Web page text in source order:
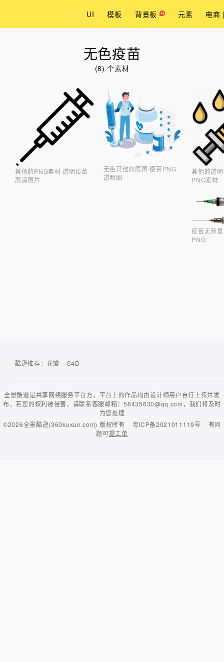
UI 模板 背景板 元素 电商
无色疫苗
(8) 个素材
其他的PNG素材 透明疫苗
高清图片
无色其他的底图 疫苗PNG
透明图
其他的透
PNG素材
疫苗无背
PNG
酷逊推荐： 花瓣 C4D
全景酷逊是共享网络服务平台方，平台上的作品均由设计师用户自行上传并发
布，若您的权利被侵害，请联系客服邮箱：56435630@qq.com，我们将及时
为您处理
©2026全景酷逊(360kuxun.com) 版权所有 粤ICP备2021011119号
有问
题可提工单